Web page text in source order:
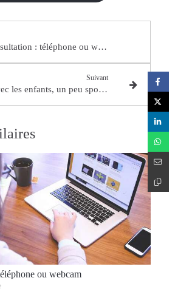
Téléconsultation : téléphone ou webcam
Suivant
Confinement avec les enfants, un peu sportif ?
ou webcam